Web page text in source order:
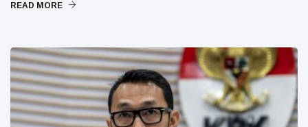
READ MORE